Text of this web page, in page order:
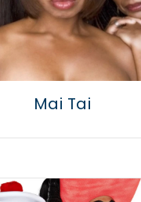
Mai Tai